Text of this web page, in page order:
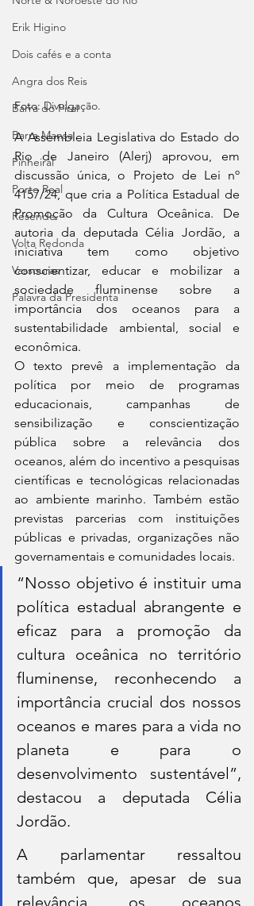
Erik Higino
Dois cafés e a conta
Angra dos Reis
Barra do Piraí
Barra Mansa
Pinheiral
Porto Real
Resende
Volta Redonda
Vassouras
Palavra da Presidenta
Foto: Divulgação.
A Assembleia Legislativa do Estado do
Rio de Janeiro (Alerj) aprovou, em
discussão única, o Projeto de Lei nº
4157/24, que cria a Política Estadual de
Promoção da Cultura Oceânica. De
autoria da deputada Célia Jordão, a
iniciativa tem como objetivo
conscientizar, educar e mobilizar a
sociedade fluminense sobre a
importância dos oceanos para a
sustentabilidade ambiental, social e
econômica.
O texto prevê a implementação da
política por meio de programas
educacionais, campanhas de
sensibilização e conscientização
pública sobre a relevância dos
oceanos, além do incentivo a pesquisas
científicas e tecnológicas relacionadas
ao ambiente marinho. Também estão
previstas parcerias com instituições
públicas e privadas, organizações não
governamentais e comunidades locais.
“Nosso objetivo é instituir uma
política estadual abrangente e
eficaz para a promoção da
cultura oceânica no território
fluminense, reconhecendo a
importância crucial dos nossos
oceanos e mares para a vida no
planeta e para o
desenvolvimento sustentável”,
destacou a deputada Célia
Jordão.
A parlamentar ressaltou
também que, apesar de sua
relevância, os oceanos